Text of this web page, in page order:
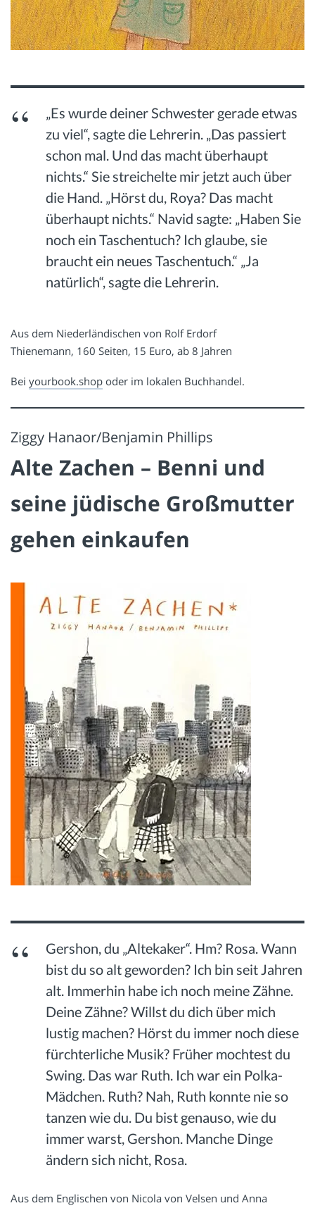
„Es wurde deiner Schwester gerade etwas
zu viel“, sagte die Lehrerin. „Das passiert
schon mal. Und das macht überhaupt
nichts.“ Sie streichelte mir jetzt auch über
die Hand. „Hörst du, Roya? Das macht
überhaupt nichts.“ Navid sagte: „Haben Sie
noch ein Taschentuch? Ich glaube, sie
braucht ein neues Taschentuch.“ „Ja
natürlich“, sagte die Lehrerin.
Aus dem Niederländischen von Rolf Erdorf
Thienemann, 160 Seiten, 15 Euro, ab 8 Jahren
Bei yourbook.shop oder im lokalen Buchhandel.
Ziggy Hanaor/Benjamin Phillips
Alte Zachen – Benni und
seine jüdische Großmutter
gehen einkaufen
Gershon, du „Altekaker“. Hm? Rosa. Wann
bist du so alt geworden? Ich bin seit Jahren
alt. Immerhin habe ich noch meine Zähne.
Deine Zähne? Willst du dich über mich
lustig machen? Hörst du immer noch diese
fürchterliche Musik? Früher mochtest du
Swing. Das war Ruth. Ich war ein Polka-
Mädchen. Ruth? Nah, Ruth konnte nie so
tanzen wie du. Du bist genauso, wie du
immer warst, Gershon. Manche Dinge
ändern sich nicht, Rosa.
Aus dem Englischen von Nicola von Velsen und Anna